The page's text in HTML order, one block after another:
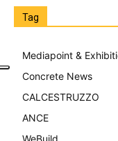
Tag
Mediapoint &
Concrete News
CALCESTRUZZO
ANCE
WeBuild